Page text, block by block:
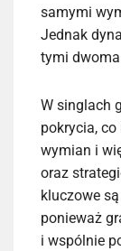
samymi
Jednak
tymi
W singlach
pokrycia, co
wymian i
oraz
kluczowe
ponieważ
i wspólnie